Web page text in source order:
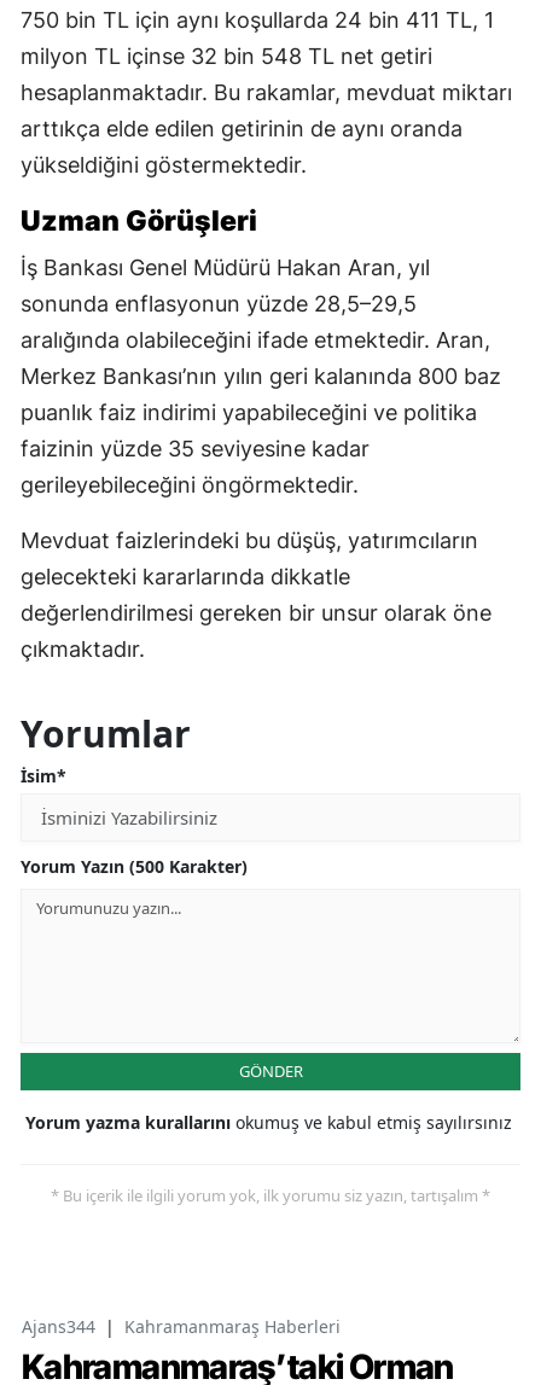
750 bin TL için aynı koşullarda 24 bin 411 TL, 1
milyon TL içinse 32 bin 548 TL net getiri
hesaplanmaktadır. Bu rakamlar, mevduat miktarı
arttıkça elde edilen getirinin de aynı oranda
yükseldiğini göstermektedir.
Uzman Görüşleri
İş Bankası Genel Müdürü Hakan Aran, yıl
sonunda enflasyonun yüzde 28,5–29,5
aralığında olabileceğini ifade etmektedir. Aran,
Merkez Bankası’nın yılın geri kalanında 800 baz
puanlık faiz indirimi yapabileceğini ve politika
faizinin yüzde 35 seviyesine kadar
gerileyebileceğini öngörmektedir.
Mevduat faizlerindeki bu düşüş, yatırımcıların
gelecekteki kararlarında dikkatle
değerlendirilmesi gereken bir unsur olarak öne
çıkmaktadır.
Yorumlar
İsim*
Yorum Yazın (500 Karakter)
GÖNDER
Yorum yazma kurallarını okumuş ve kabul etmiş sayılırsınız
* Bu içerik ile ilgili yorum yok, ilk yorumu siz yazın, tartışalım *
Ajans344 | Kahramanmaraş Haberleri
Kahramanmaraş’taki Orman